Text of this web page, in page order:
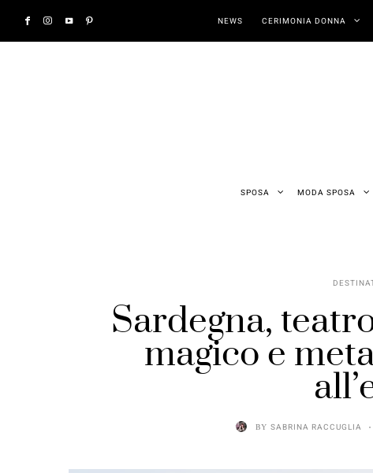
NEWS CERIMONIA DONNA
SPOSA MODA SPOSA
Sardegna,
magico e
BY SABRINA RACCUGLIA